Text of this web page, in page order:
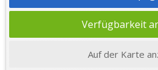
Verfügbarkeit
Auf der Karte